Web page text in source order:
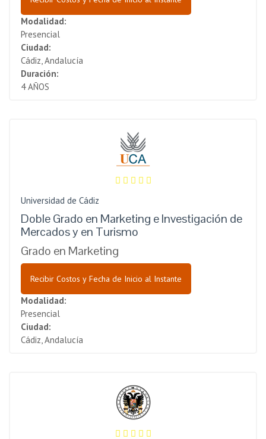
Modalidad:
Presencial
Ciudad:
Cádiz, Andalucía
Duración:
4 AÑOS
Universidad de Cádiz
Doble Grado en Marketing e Investigación de
Mercados y en Turismo
Grado en Marketing
Recibir Costos y Fecha de Inicio al Instante
Modalidad:
Presencial
Ciudad:
Cádiz, Andalucía